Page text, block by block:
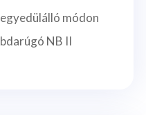
módon
NB II